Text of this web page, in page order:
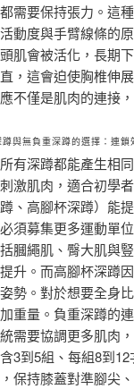
需要保持張力。這
動度與手臂線條的
肌會被活化，長期
，這會迫使胸椎伸
不僅是肌肉的連接
蹲與無負重深蹲的選擇：連鎖
有深蹲都能產生相
激肌肉，適合初學
、高腳杯深蹲）能
須募集更多運動單
括膕繩肌、臀大肌與
升。而高腳杯深蹲
勢。對於想要全身
重量。負重深蹲的
需要協調更多肌肉
3到5組、每組8到
保持膝蓋對準腳尖